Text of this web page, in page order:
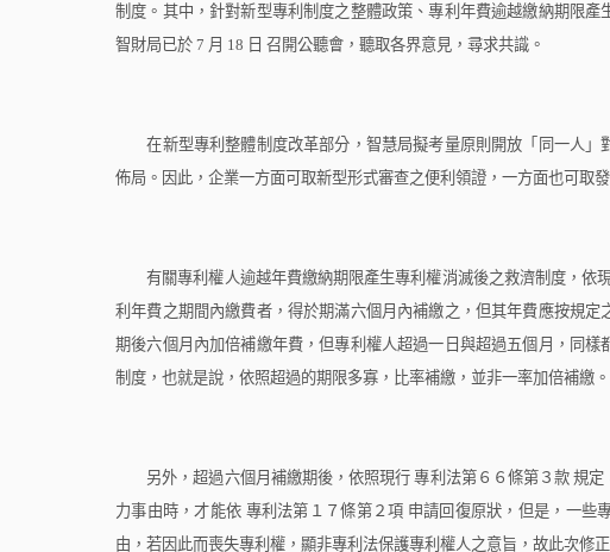
制度。其中，針對新型專利制度之整體政策、專利年費逾越繳納期限
智財局已於 7 月 18 日 召開公聽會，聽取各界意見，尋求共識。
在新型專利整體制度改革部分，智慧局擬考量原則開放「同一人」
佈局。因此，企業一方面可取新型形式審查之便利領證，一方面也可取
有關專利權人逾越年費繳納期限產生專利權消滅後之救濟制度，依
利年費之期間內繳費者，得於期滿六個月內補繳之，但其年費應按規
期後六個月內加倍補繳年費，但專利權人超過一日與超過五個月，同
制度，也就是說，依照超過的期限多寡，比率補繳，並非一率加倍補繳。
另外，超過六個月補繳期後，依照現行 專利法第６６條第３款 規定
力事由時，才能依 專利法第１７條第２項 申請回復原狀，但是，一些
由，若因此而喪失專利權，顯非專利法保護專利權人之意旨，故此次修